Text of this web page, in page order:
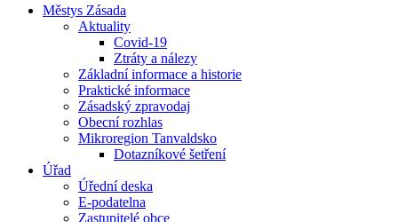
Městys Zásada
Aktuality
Covid-19
Ztráty a nálezy
Základní informace a historie
Praktické informace
Zásadský zpravodaj
Obecní rozhlas
Mikroregion Tanvaldsko
Dotazníkové šetření
Úřad
Úřední deska
E-podatelna
Zastupitelé obce